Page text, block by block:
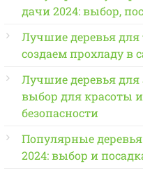
дачи 2024: выбор,
Лучшие деревья для
создаем прохладу в
Лучшие деревья для
выбор для красоты и
безопасности
Популярные
2024: выбор и